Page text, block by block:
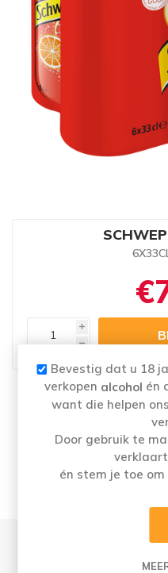
i
h
Naam: SCHWEPPES
Merk:
Categorie:
Bevestig dat u 18
verkopen alcohol én
want die helpen
Door gebruik te
én stem je toe